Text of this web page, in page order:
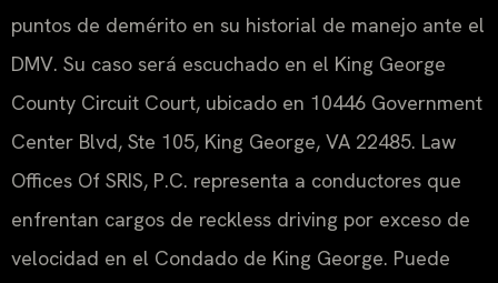
puntos de demérito en su historial de manejo ante el
DMV. Su caso será escuchado en el King George
County Circuit Court, ubicado en 10446 Government
Center Blvd, Ste 105, King George, VA 22485. Law
Offices Of SRIS, P.C. representa a conductores que
enfrentan cargos de reckless driving por exceso de
velocidad en el Condado de King George. Puede